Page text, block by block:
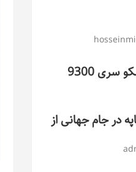
9300
در جام جهانی از